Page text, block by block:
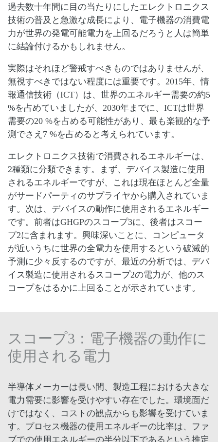
過去数十年間に目の当たりにしたエレクトロニクス
技術の普及と急激な成長により、電子機器の消費電
力が世界の発電可能電力を上回るだろうと人は簡単
に結論付けるかもしれません。
実際はそれほど警戒すべきものではありませんが、
無視すべきではない程度には重要です。2015年、情
報通信技術（ICT）は、世界のエネルギー需要の約5
%を占めていましたが、2030年までに、ICTは世界
需要の20 %を占める可能性があり、最も楽観的な予
測でさえ7 %を占めると考えられています。
エレクトロニクス技術で消費されるエネルギーは、
2種類に分類できます。まず、デバイス製造に使用
されるエネルギーですが、これは現在ほとんど全量
がサードパーティのサプライヤから購入されていま
す。次は、デバイスの動作に使用されるエネルギー
です。前者はGHGPのスコープ3に、後者はスコー
プ2に含まれます。興味深いことに、コンピュータ
が近いうちに世界の全電力を使用するという破滅的
予測に少々反するのですが、最近の分析では、デバ
イス製造に使用されるスコープ2の電力が、他のス
コープをはるかに上回ることが示されています。
スコープ3：電子機器の動作に
使用される電力
半導体メーカーは長い間、製造工程における大きな
電力需要に影響を受けやすい存在でした。環境面だ
けではなく、コストの観点からも影響を受けていま
す。プロセス機器の使用エネルギーの比率は、ファ
ブでの使用エネルギーの半分以下であるという推定